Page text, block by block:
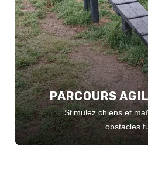
PARCOURS
Stimulez chiens et
obstacles